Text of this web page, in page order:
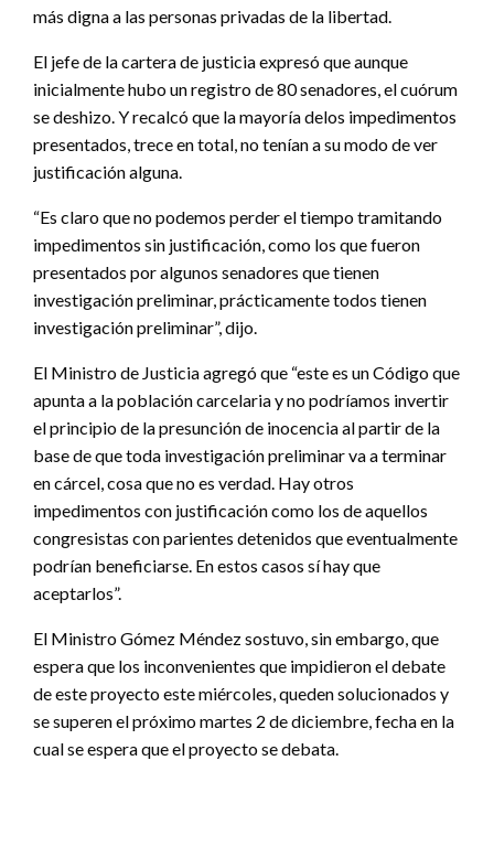
más digna a las personas privadas de la libertad.
El jefe de la cartera de justicia expresó que aunque
inicialmente hubo un registro de 80 senadores, el cuórum
se deshizo. Y recalcó que la mayoría delos impedimentos
presentados, trece en total, no tenían a su modo de ver
justificación alguna.
“Es claro que no podemos perder el tiempo tramitando
impedimentos sin justificación, como los que fueron
presentados por algunos senadores que tienen
investigación preliminar, prácticamente todos tienen
investigación preliminar”, dijo.
El Ministro de Justicia agregó que “este es un Código que
apunta a la población carcelaria y no podríamos invertir
el principio de la presunción de inocencia al partir de la
base de que toda investigación preliminar va a terminar
en cárcel, cosa que no es verdad. Hay otros
impedimentos con justificación como los de aquellos
congresistas con parientes detenidos que eventualmente
podrían beneficiarse. En estos casos sí hay que
aceptarlos”.
El Ministro Gómez Méndez sostuvo, sin embargo, que
espera que los inconvenientes que impidieron el debate
de este proyecto este miércoles, queden solucionados y
se superen el próximo martes 2 de diciembre, fecha en la
cual se espera que el proyecto se debata.